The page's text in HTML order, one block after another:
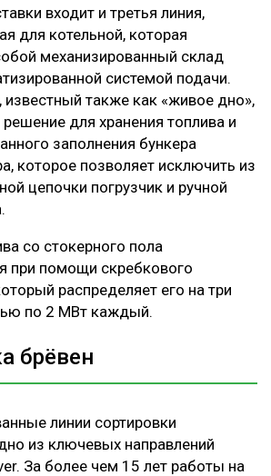
входит и третья линия,
для котельной, которая
механизированный склад
системой подачи.
известный также как «живое дно»,
для хранения топлива и
заполнения бункера
которое позволяет исключить из
цепочки погрузчик и ручной
со стокерного пола
при помощи скребкового
распределяет его на три
по 2 МВт каждый.
брёвен
линии сортировки
из ключевых направлений
За более чем 15 лет работы на